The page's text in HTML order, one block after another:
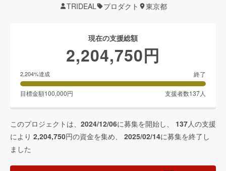
TRIDEAL プロダクト 東京都
現在の支援総額
2,204,750円
2,204%達成 終了
目標金額100,000円 支援者数137人
このプロジェクトは、 2024/12/06に募集を開始し、 137人の支援
により 2,204,750円の資金を集め、 2025/02/14に募集を終了し
ました